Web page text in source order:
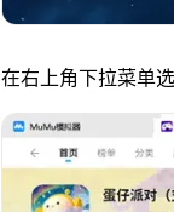
在右上角下拉菜单